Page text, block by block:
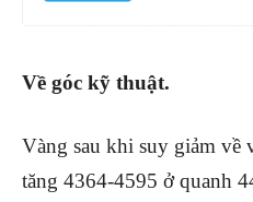
Về góc kỹ thuật.
Vàng sau khi suy giảm về
tăng 4364-4595 ở quanh